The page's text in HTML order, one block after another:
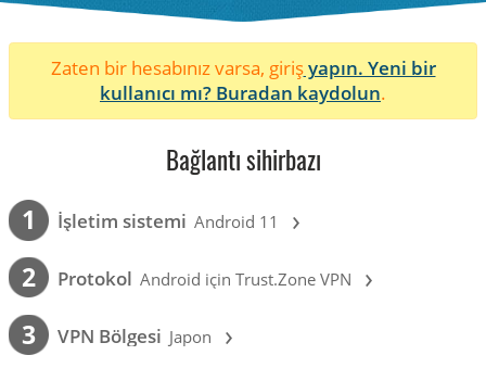
Zaten bir hesabınız varsa, girişyapın. Yeni bir
kullanıcı mı? Buradan kaydolun.
Bağlantı sihirbazı
1 İşletim sistemi Android 11 ›
2 Protokol Android için Trust.Zone VPN ›
3 VPN Bölgesi Japon ›